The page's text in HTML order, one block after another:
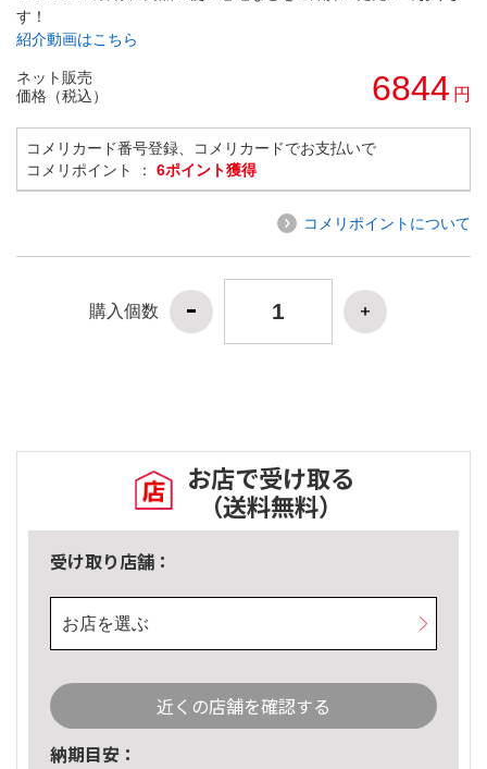
す！
紹介動画はこちら
ネット販売
価格（税込）
6844 円
コメリカード番号登録、コメリカードでお支払いで
コメリポイント ： 6ポイント獲得
コメリポイントについて
購入個数
お店で受け取る
（送料無料）
受け取り店舗：
お店を選ぶ
近くの店舗を確認する
納期目安：